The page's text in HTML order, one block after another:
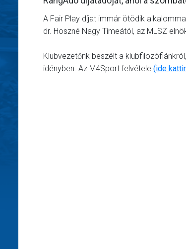
A Fair Play díjat immár ötödik
dr. Hoszné Nagy Tímeától, az MLSZ
Klubvezetőnk beszélt a
idényben. Az M4Sport felvétele (ide